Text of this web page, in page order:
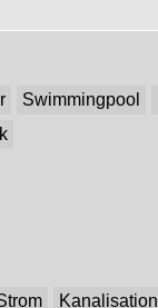
Swimmingpool
Kanalisation